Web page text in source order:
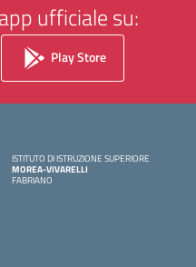
ufficiale su:
Play Store
ISTITUTO DI ISTRUZIONE SUPERIORE
MOREA-VIVARELLI
FABRIANO